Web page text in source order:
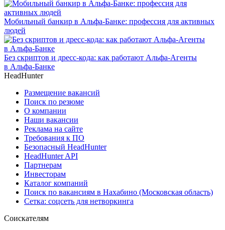
Мобильный банкир в Альфа-Банке: профессия для активных
людей
Без скриптов и дресс-кода: как работают Альфа-Агенты
в Альфа-Банке
HeadHunter
Размещение вакансий
Поиск по резюме
О компании
Наши вакансии
Реклама на сайте
Требования к ПО
Безопасный HeadHunter
HeadHunter API
Партнерам
Инвесторам
Каталог компаний
Поиск по вакансиям в Нахабино (Московская область)
Сетка: соцсеть для нетворкинга
Соискателям